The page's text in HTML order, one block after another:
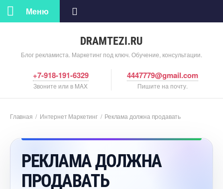
DRAMTEZI.RU
Блог рекламиста. Маркетинг под ключ. Обучение, консультации.
Меню
+7-918-191-6329
Звоните или в MAX
4447779@gmail.com
Пишите на почту.
Главная / Интернет Маркетин/ Реклама должна продавать
РЕКЛАМА ДОЛЖНА
ПРОДАВАТЬ